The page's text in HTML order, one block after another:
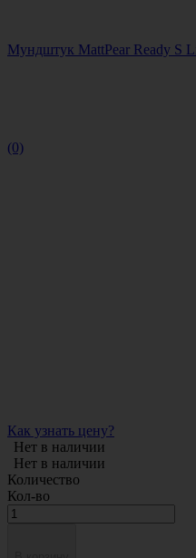
Мундштук MattPear Ready S
(0)
Как узнать цену?
Нет в наличии
Нет в наличии
Количество
Кол-во